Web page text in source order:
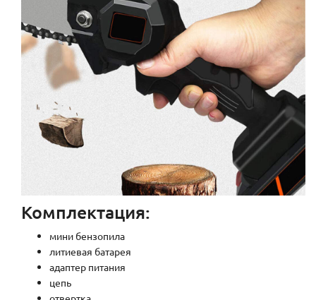
Комплектация:
мини бензопила
литиевая батарея
адаптер питания
цепь